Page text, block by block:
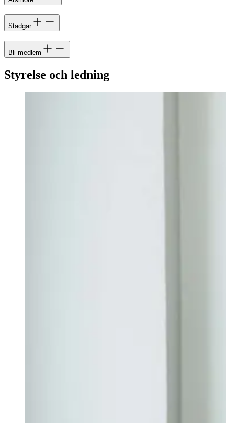
Stadgar
Bli medlem
Styrelse och ledning